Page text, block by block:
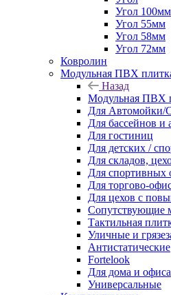
Угол 100мм
Угол 55мм
Угол 58мм
Угол 72мм
Ковролин
Модульная ПВХ
Назад
Модульная ПВХ
Для
Для бассейнов и
Для гостиниц
Для детских /
Для складов,
Для спортивных
Для торгово-
Для цехов с
Сопутствующие
Тактильная
Уличные и
Антистатические
Fortelook
Для дома и офиса
Универсальные